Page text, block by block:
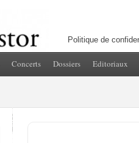
Politique de
Concerts Dossiers Editoriaux